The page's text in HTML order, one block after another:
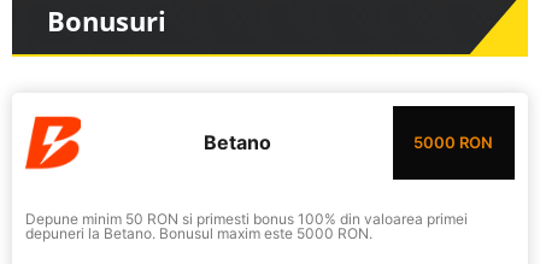
Bonusuri
Betano 5000 RON
Depune minim 50 RON si primesti bonus 100% din valoarea primei
depuneri la Betano. Bonusul maxim este 5000 RON.